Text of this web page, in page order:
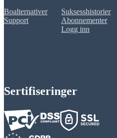
Boalternativer
Support
Suksesshistorier
Abonnementer
Logg inn
Sertifiseringer